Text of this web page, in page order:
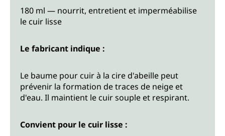
180 ml — nourrit, entretient et imperméabilise
le cuir lisse
Le fabricant indique :
Le baume pour cuir à la cire d'abeille peut
prévenir la formation de traces de neige et
d'eau. Il maintient le cuir souple et respirant.
Convient pour le cuir lisse :